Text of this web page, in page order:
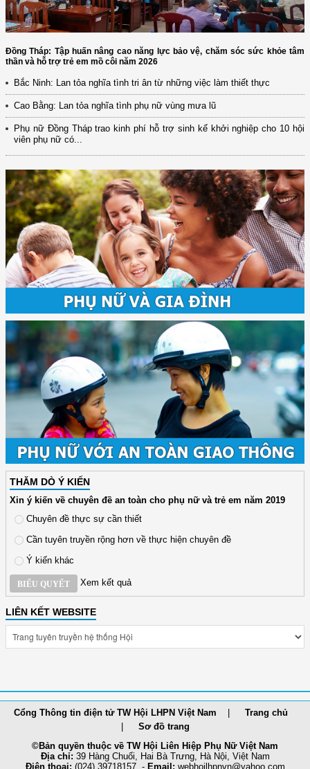
Đồng Tháp: Tập huấn nâng cao năng lực bảo vệ, chăm sóc sức khỏe tâm
thần và hỗ trợ trẻ em mồ côi năm 2026
Bắc Ninh: Lan tỏa nghĩa tình tri ân từ những việc làm thiết thực
Cao Bằng: Lan tỏa nghĩa tình phụ nữ vùng mưa lũ
Phụ nữ Đồng Tháp trao kinh phí hỗ trợ sinh kế khởi nghiệp cho 10 hội
viên phụ nữ có...
THĂM DÒ Ý KIẾN
Xin ý kiến về chuyên đề an toàn cho phụ nữ và trẻ em năm 2019
Chuyên đề thực sự cần thiết
Cần tuyên truyền rộng hơn về thực hiện chuyên đề
Ý kiến khác
BIỂU QUYẾT Xem kết quả
LIÊN KẾT WEBSITE
Cổng Thông tin điện tử TW Hội LHPN Việt Nam
Trang chủ
Sơ đồ trang
©Bản quyền thuộc về TW Hội Liên Hiệp Phụ Nữ Việt Nam
Địa chỉ: 39 Hàng Chuối, Hai Bà Trưng, Hà Nội, Việt Nam
Điện thoại: (024) 39718157 - Email: webhoilhpnvn@yahoo.com